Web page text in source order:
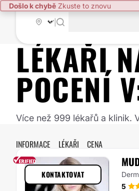
Došlo k chybě Zkuste to znovu
LÉKAŘI
POCENÍ
Více než 999 lékařů a klinik.
INFORMACE LÉKAŘI CENA
5
KONTAKTOVAT